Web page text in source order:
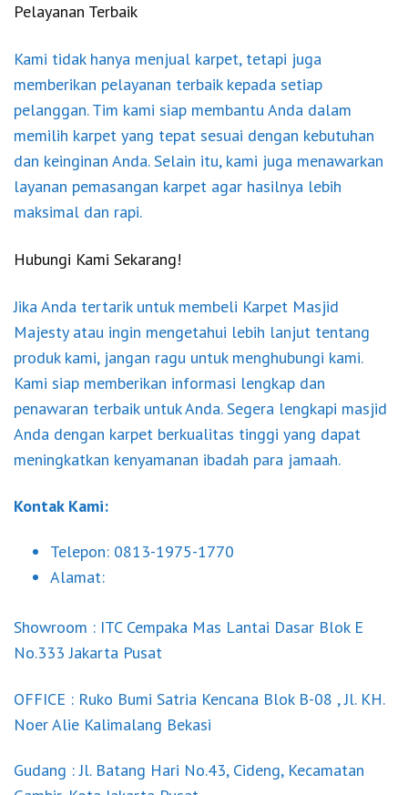
Pelayanan Terbaik
Kami tidak hanya menjual karpet, tetapi juga
memberikan pelayanan terbaik kepada setiap
pelanggan. Tim kami siap membantu Anda dalam
memilih karpet yang tepat sesuai dengan kebutuhan
dan keinginan Anda. Selain itu, kami juga menawarkan
layanan pemasangan karpet agar hasilnya lebih
maksimal dan rapi.
Hubungi Kami Sekarang!
Jika Anda tertarik untuk membeli Karpet Masjid
Majesty atau ingin mengetahui lebih lanjut tentang
produk kami, jangan ragu untuk menghubungi kami.
Kami siap memberikan informasi lengkap dan
penawaran terbaik untuk Anda. Segera lengkapi masjid
Anda dengan karpet berkualitas tinggi yang dapat
meningkatkan kenyamanan ibadah para jamaah.
Kontak Kami:
Telepon: 0813-1975-1770
Alamat:
Showroom : ITC Cempaka Mas Lantai Dasar Blok E
No.333 Jakarta Pusat
OFFICE : Ruko Bumi Satria Kencana Blok B-08 , Jl. KH.
Noer Alie Kalimalang Bekasi
Gudang : Jl. Batang Hari No.43, Cideng, Kecamatan